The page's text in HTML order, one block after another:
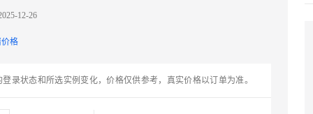
12-26
格
录状态和所选实例变化，价格仅供参考，真实价格以订单为准。